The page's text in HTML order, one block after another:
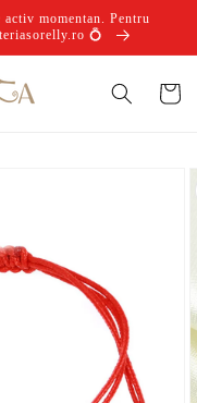
momentan. Pentru
💍
Coș